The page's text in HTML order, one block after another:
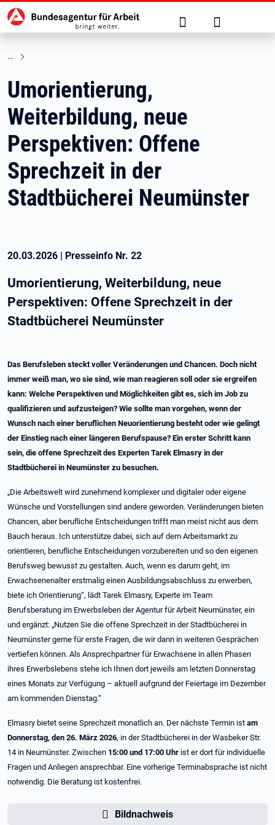
zu den Hauptinhalten springen
Hauptnavigation Suche Anmelden
Umorientierung,
Weiterbildung, neue
Perspektiven: Offene
Sprechzeit in der
Stadtbücherei Neumünster
20.03.2026 | Presseinfo Nr. 22
Umorientierung, Weiterbildung, neue
Perspektiven: Offene Sprechzeit in der
Stadtbücherei Neumünster
Das Berufsleben steckt voller Veränderungen und Chancen. Doch nicht
immer weiß man, wo sie sind, wie man reagieren soll oder sie ergreifen
kann: Welche Perspektiven und Möglichkeiten gibt es, sich im Job zu
qualifizieren und aufzusteigen? Wie sollte man vorgehen, wenn der
Wunsch nach einer beruflichen Neuorientierung besteht oder wie gelingt
der Einstieg nach einer längeren Berufspause? Ein erster Schritt kann
sein, die offene Sprechzeit des Experten Tarek Elmasry in der
Stadtbücherei in Neumünster zu besuchen.
„Die Arbeitswelt wird zunehmend komplexer und digitaler oder eigene
Wünsche und Vorstellungen sind andere geworden. Veränderungen bieten
Chancen, aber berufliche Entscheidungen trifft man meist nicht aus dem
Bauch heraus. Ich unterstütze dabei, sich auf dem Arbeitsmarkt zu
orientieren, berufliche Entscheidungen vorzubereiten und so den eigenen
Berufsweg bewusst zu gestalten. Auch, wenn es darum geht, im
Erwachsenenalter erstmalig einen Ausbildungsabschluss zu erwerben,
biete ich Orientierung“, lädt Tarek Elmasry, Experte im Team
Berufsberatung im Erwerbsleben der Agentur für Arbeit Neumünster, ein
und ergänzt: „Nutzen Sie die offene Sprechzeit in der Stadtbücherei in
Neumünster gerne für erste Fragen, die wir dann in weiteren Gesprächen
vertiefen können. Als Ansprechpartner für Erwachsene in allen Phasen
ihres Erwerbslebens stehe ich Ihnen dort jeweils am letzten Donnerstag
eines Monats zur Verfügung – aktuell aufgrund der Feiertage im Dezember
am kommenden Dienstag.“
Elmasry bietet seine Sprechzeit monatlich an. Der nächste Termin ist am
Donnerstag, den 26. März 2026, in der Stadtbücherei in der Wasbeker Str.
14 in Neumünster. Zwischen 15:00 und 17:00 Uhr ist er dort für individuelle
Fragen und Anliegen ansprechbar. Eine vorherige Terminabsprache ist nicht
notwendig. Die Beratung ist kostenfrei.
Bildnachweis